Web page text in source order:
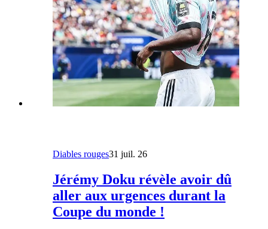
Diables rouges31 juil. 26
Jérémy Doku révèle avoir dû
aller aux urgences durant la
Coupe du monde !